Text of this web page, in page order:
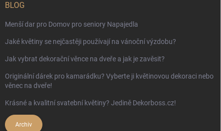
BLOG
Menší dar pro Domov pro seniory Napajedla
Jaké květiny se nejčastěji používají na vánoční výzdobu?
Jak vybrat dekorační věnce na dveře a jak je zavěsit?
Originální dárek pro kamarádku? Vyberte ji květinovou dekoraci nebo
věnec na dveře!
Krásné a kvalitní svatební květiny? Jedině Dekorboss.cz!
Archiv